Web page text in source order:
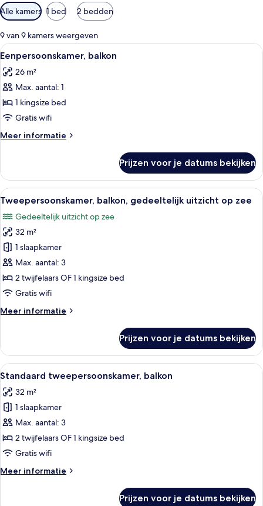
Beschikbare
filters
voor
kamers
Alle kamers 1 bed 2 bedden
9 van 9 kamers weergeven
Alle
foto's
voor
Eenpersoonskamer,
balkon
laden
Een moderne hotelkamer met een
2
Eenpersoonskamer, balkon
26 m²
Max. aantal: 1
1 kingsize bed
Gratis wifi
Meer informatie
Meer
balkon
Prijzen voor je datums bekijken
Alle
foto's
voor
Tweepersoonskamer,
balkon,
gedeeltelijk
uitzicht
op
laden
Hotelkamer met een bed, bureau,
2
Tweepersoonskamer, balkon, gedeeltelijk uitzicht op zee
Gedeeltelijk uitzicht op zee
32 m²
1 slaapkamer
Max. aantal: 3
2 twijfelaars OF 1 kingsize bed
Gratis wifi
Meer informatie
Meer
balkon,
gedeeltelijk
uitzicht
zee
Prijzen voor je datums bekijken
Alle
foto's
voor
Standaard
tweepersoonskamer,
balkon
laden
Een hotelkamer met een bed, een
4
Standaard tweepersoonskamer, balkon
32 m²
1 slaapkamer
Max. aantal: 3
2 twijfelaars OF 1 kingsize bed
Gratis wifi
Meer informatie
Meer
Prijzen voor je datums bekijken